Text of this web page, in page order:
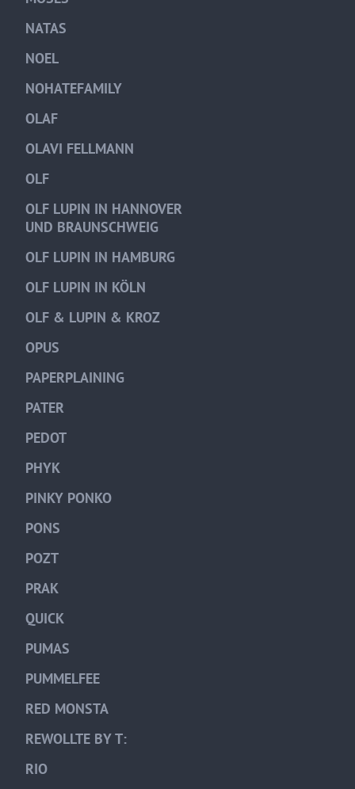
NATAS
NOEL
NOHATEFAMILY
OLAF
OLAVI FELLMANN
OLF
OLF LUPIN IN HANNOVER
UND BRAUNSCHWEIG
OLF LUPIN IN HAMBURG
OLF LUPIN IN KÖLN
OLF & LUPIN & KROZ
OPUS
PAPERPLAINING
PATER
PEDOT
PHYK
PINKY PONKO
PONS
POZT
PRAK
QUICK
PUMAS
PUMMELFEE
RED MONSTA
REWOLLTE BY T:
RIO